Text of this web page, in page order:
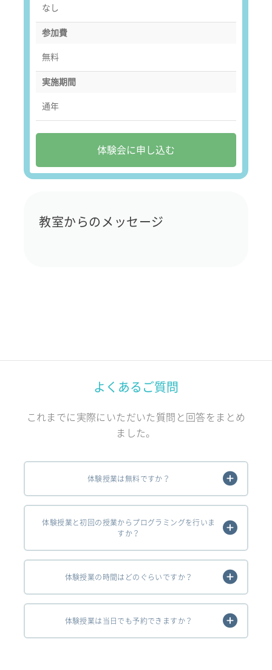
なし
参加費
無料
実施期間
通年
体験会に申し込む
教室からのメッセージ
よくあるご質問
これまでに実際にいただいた質問と回答をまとめ
ました。
体験授業は無料ですか？
体験授業と初回の授業からプログラミングを行いま
すか？
体験授業の時間はどのぐらいですか？
体験授業は当日でも予約できますか？